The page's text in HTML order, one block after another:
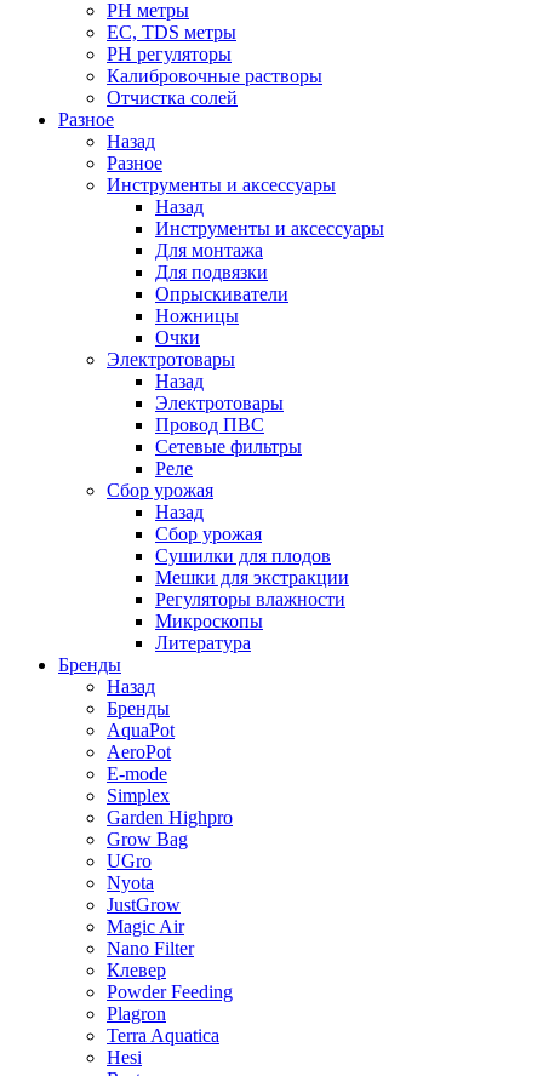
PH метры
EC, TDS метры
PH регуляторы
Калибровочные растворы
Отчистка солей
Разное
Назад
Разное
Инструменты и аксессуары
Назад
Инструменты и аксессуары
Для монтажа
Для подвязки
Опрыскиватели
Ножницы
Очки
Электротовары
Назад
Электротовары
Провод ПВС
Сетевые фильтры
Реле
Сбор урожая
Назад
Сбор урожая
Сушилки для плодов
Мешки для экстракции
Регуляторы влажности
Микроскопы
Литература
Бренды
Назад
Бренды
AquaPot
AeroPot
E-mode
Simplex
Garden Highpro
Grow Bag
UGro
Nyota
JustGrow
Magic Air
Nano Filter
Клевер
Powder Feeding
Plagron
Terra Aquatica
Hesi